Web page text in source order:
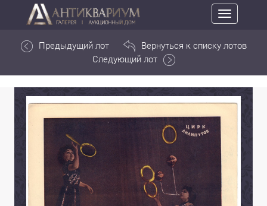
Toggle
navigation
Предыдущий лот
Вернуться к списку лотов
Следующий лот